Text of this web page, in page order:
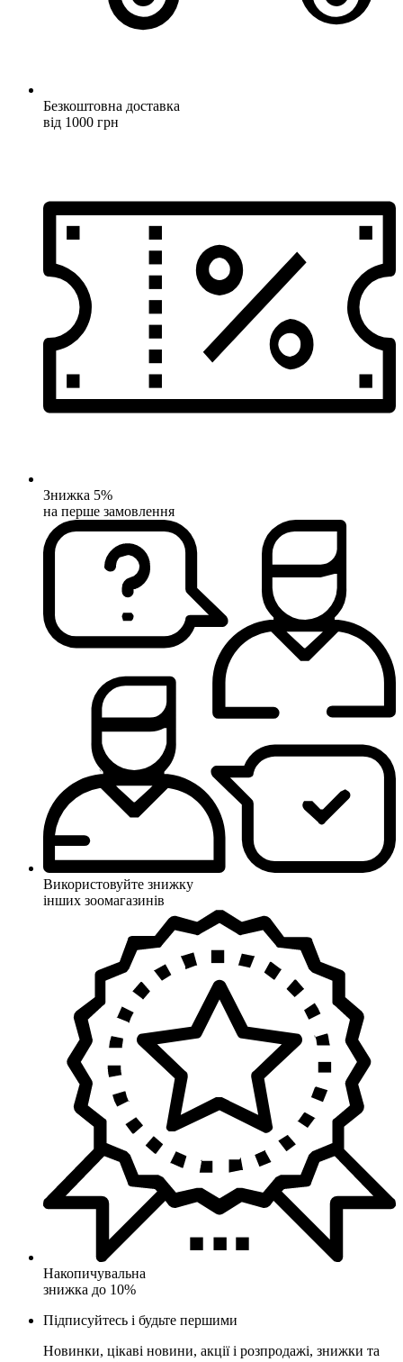
Безкоштовна доставка
від 1000 грн
Знижка 5%
на перше замовлення
Використовуйте знижку
інших зоомагазинів
Накопичувальна
знижка до 10%
Підписуйтесь і будьте першими
Новинки, цікаві новини, акції і розпродажі, знижки та